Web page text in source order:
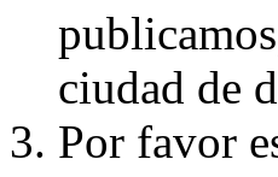
ciudad de
Por favor